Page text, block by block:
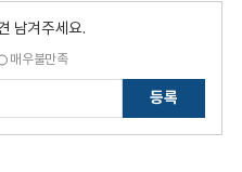
남겨주세요.
매우불만족
등록